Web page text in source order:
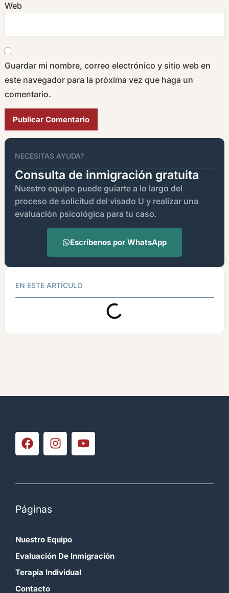
Web
Guardar mi nombre, correo electrónico y sitio web en
este navegador para la próxima vez que haga un
comentario.
Alternative:
NECESITAS AYUDA?
Consulta de inmigración gratuita
Nuestro equipo puede guiarte a lo largo del
proceso de solicitud del visado U y realizar una
evaluación psicológica para tu caso.
Escríbenos por WhatsApp
EN ESTE ARTÍCULO
Páginas
Nuestro Equipo
Evaluación De Inmigración
Terapia Individual
Contacto